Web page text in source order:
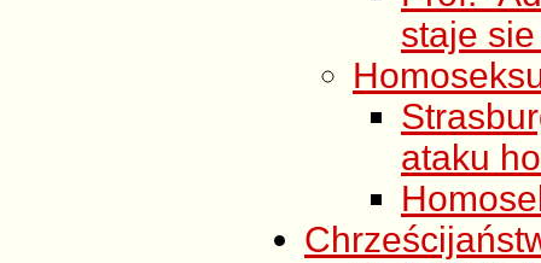
staje
ataku